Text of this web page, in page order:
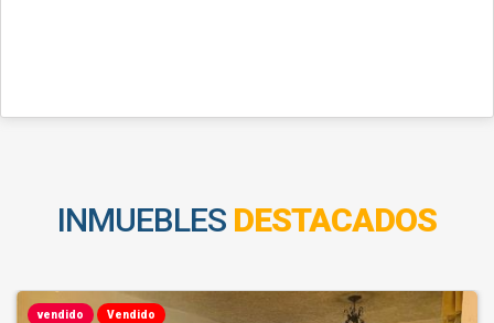
INMUEBLES DESTACADOS
vendido Vendido